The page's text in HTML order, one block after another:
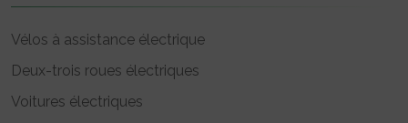
Vélos à assistance électrique
Deux-trois roues électriques
Voitures électriques